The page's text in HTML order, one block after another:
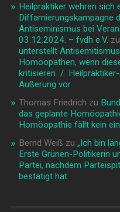
Heilpraktiker wehren sich
Diffamierungskampagne
Antiseminismus bei
03.12.2024. – fvdh e.V. zu
unterstellt
Homöopathen, wenn
kritisieren / Heilpraktiker-
Äußerung vor
Thomas Friedrich zu
das geplante
Homöopathie fällt kein
Bernd Weiß zu „Ich bin
Erste Grünen-Politikerin
Partei, nachdem
bestätigt hat